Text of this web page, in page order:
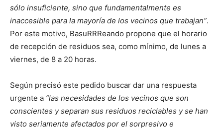
sólo insuficiente, sino que fundamentalmente es
inaccesible para la mayoría de los vecinos que trabajan”.
Por este motivo, BasuRRReando propone que el horario
de recepción de residuos sea, como mínimo, de lunes a
viernes, de 8 a 20 horas.
Según precisó este pedido buscar dar una respuesta
urgente a “las necesidades de los vecinos que son
conscientes y separan sus residuos reciclables y se han
visto seriamente afectados por el sorpresivo e